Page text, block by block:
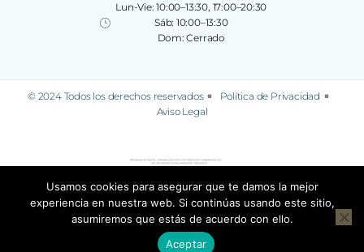
Lun-Vie: 10:00–13:30, 17:00–20:30
Sáb: 10:00–13:30
Dom: Cerrado
© 2024 Todos los derechos reservados
Política de Privacidad
Aviso Legal
Usamos cookies para asegurar que te damos la mejor
experiencia en nuestra web. Si continúas usando este sitio,
asumiremos que estás de acuerdo con ello.
Aceptar